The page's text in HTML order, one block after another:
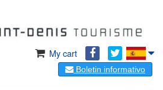
My cart
Boletin informativo